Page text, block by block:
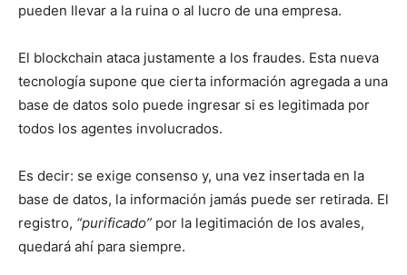
pueden llevar a la ruina o al lucro de una empresa.
El blockchain ataca justamente a los fraudes. Esta nueva
tecnología supone que cierta información agregada a una
base de datos solo puede ingresar si es legitimada por
todos los agentes involucrados.
Es decir: se exige consenso y, una vez insertada en la
base de datos, la información jamás puede ser retirada. El
registro, “purificado” por la legitimación de los avales,
quedará ahí para siempre.